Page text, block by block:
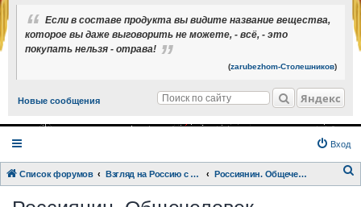
Если в составе продукта вы видите название вещества,
которое вы даже выговорить не можете, - всё, - это
покупать нельзя - отрава!
(zarubezhom-Столешников)
Новые сообщения Яндекс
Вход
Список форумов Взгляд на Россию с разных точек зрения. Россиянин. Общечеловек.